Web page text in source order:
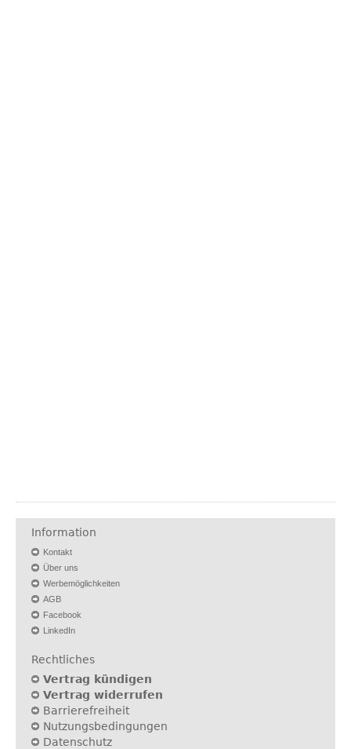
Information
Kontakt
Über uns
Werbemöglichkeiten
AGB
Facebook
LinkedIn
Rechtliches
Vertrag kündigen
Vertrag widerrufen
Barrierefreiheit
Nutzungsbedingungen
Datenschutz